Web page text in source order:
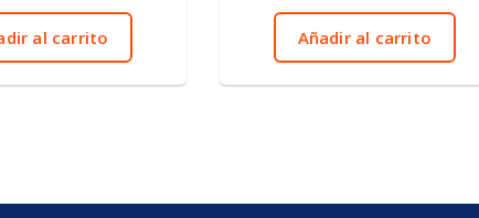
al carrito Añadir al carrito